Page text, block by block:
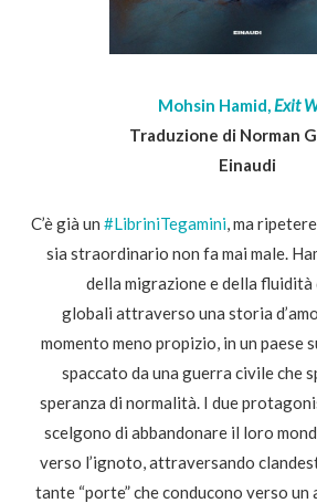
Mohsin Hamid, Exit
Traduzione di Norman
Einaudi
C’è già un #LibriniTegamini , ma
sia straordinario non fa mai male.
della migrazione e della fluidità
globali attraverso una storia
momento meno propizio, in un paese
spaccato da una guerra civile che
speranza di normalità. I due
scelgono di abbandonare il loro
verso l’ignoto, attraversando
tante “porte” che conducono verso